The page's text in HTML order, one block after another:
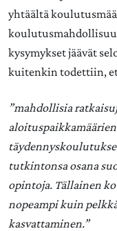
yhtäältä
kysymykset jäävät
kuitenkin todettiin,
”mahdollisia
tutkintonsa osana
opintoja. Tällainen
nopeampi kuin
kasvattaminen.”